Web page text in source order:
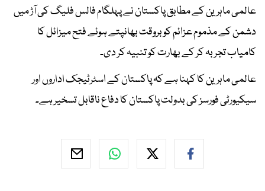
عالمی ماہرین کے مطابق پاکستان نے پہلگام فالس فلیگ کی آڑ میں
دشمن کے مذموم عزائم کو بروقت بھانپتے ہوئے فتح میزائل کا
کامیاب تجربہ کر کے بھارت کو تنبیہ کر دی۔
عالمی ماہرین کا کہنا ہے کہ پاکستان کے اسٹرٹیجک اداروں اور
سیکیورٹی فورسز کی بدولت پاکستان کا دفاع ناقابل تسخیر ہے۔